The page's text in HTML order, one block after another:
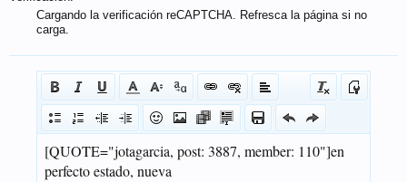
Cargando la verificación reCAPTCHA. Refresca la página si no
carga.